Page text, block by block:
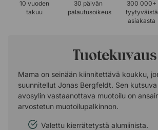
10 vuoden
takuu
30 päivän
palautusoikeus
300 000+
tyytyväistä
asiakasta
Tuotekuvaus
Mama on seinään kiinnitettävä koukku,
suunnitellut Jonas Bergfeldt. Sen kutsuva
avosylin vastaanottava muotoilu on
arvostetun muotoilupalkinnon.
Valettu kierrätetystä alumiinista.